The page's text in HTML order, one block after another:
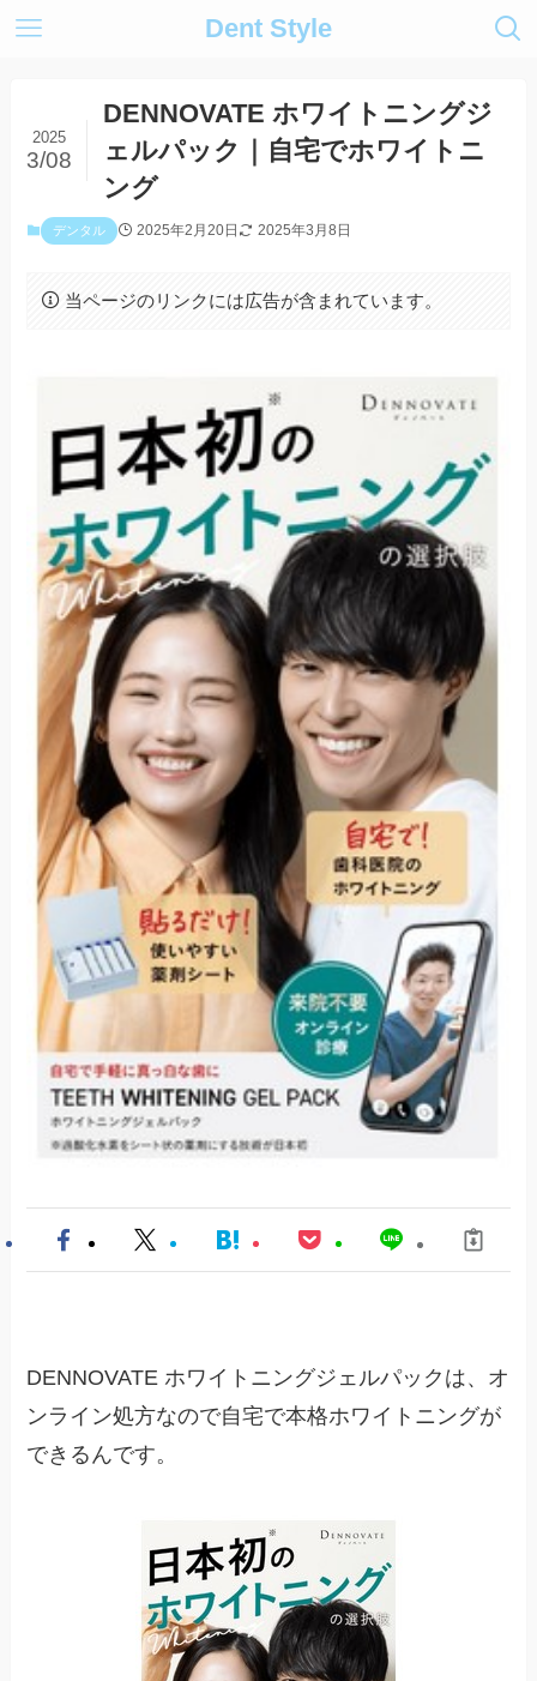
Dent Style
DENNOVATE ホワイトニングジ
ェルパック｜自宅でホワイトニ
ング
2025
3/08
デンタル 2025年2月20日 2025年3月8日
当ページのリンクには広告が含まれています。
DENNOVATE ホワイトニングジェルパックは、オ
ンライン処方なので自宅で本格ホワイトニングが
できるんです。